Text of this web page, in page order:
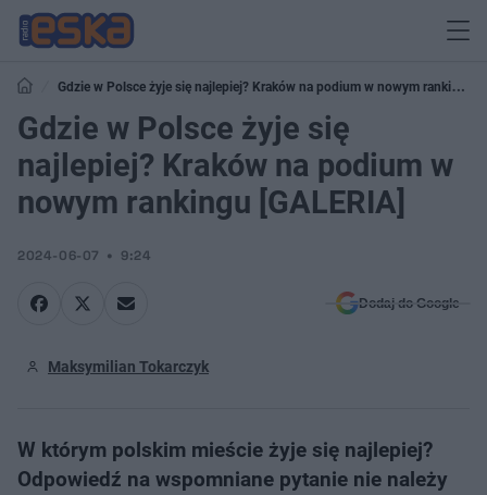
Gdzie w Polsce żyje się najlepiej? Kraków na podium w nowym rankingu
[GALERIA]
Gdzie w Polsce żyje się
najlepiej? Kraków na podium w
nowym rankingu [GALERIA]
2024-06-07 9:24
Dodaj do Google
Maksymilian Tokarczyk
W którym polskim mieście żyje się najlepiej?
Odpowiedź na wspomniane pytanie nie należy